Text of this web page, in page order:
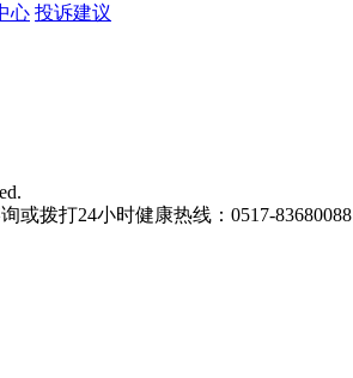
心 投诉建议
或拨打24小时健康热线：0517-83680088